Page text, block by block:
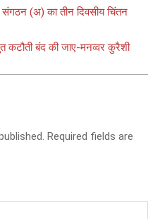
संगठन (अ) का तीन दिवसीय चिंतन
कटौती बंद की जाए-मनव्वर कुरैशी
Required fields are